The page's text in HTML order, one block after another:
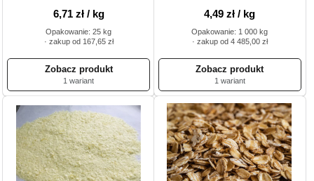
6,71 zł / kg
Opakowanie: 25 kg
· zakup od 167,65 zł
1 wariant
4,49 zł / kg
Opakowanie: 1 000 kg
· zakup od 4 485,00 zł
1 wariant